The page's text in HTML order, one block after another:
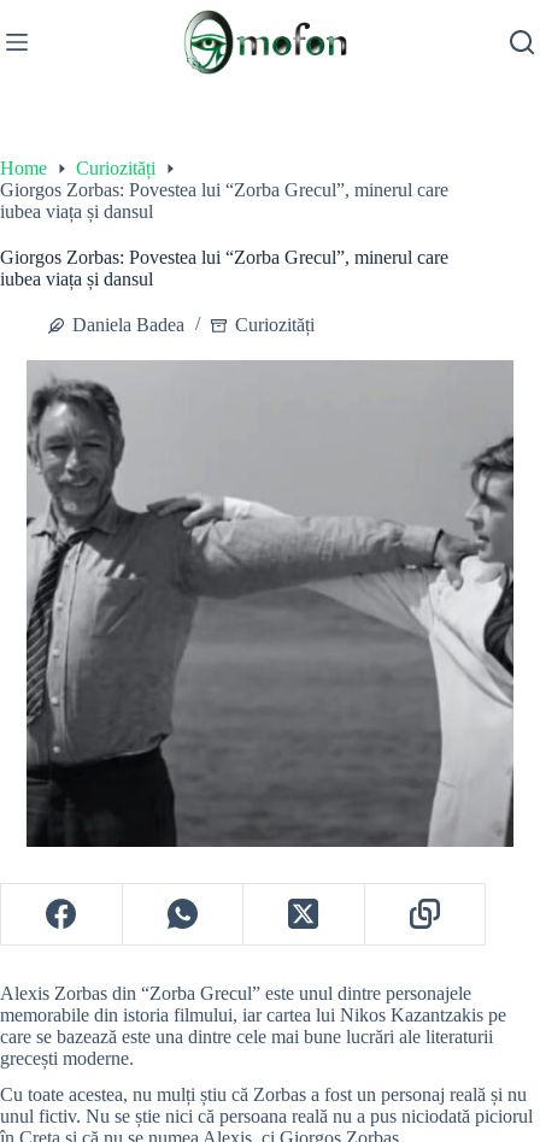
to
content
Home
Curiozități
Giorgos Zorbas: Povestea lui “Zorba Grecul”, minerul care
iubea viața și dansul
Giorgos Zorbas: Povestea lui “Zorba Grecul”, minerul care
iubea viața și dansul
Daniela Badea Curiozități
Alexis Zorbas din “Zorba Grecul” este unul dintre personajele
memorabile din istoria filmului, iar cartea lui Nikos Kazantzakis pe
care se bazează este una dintre cele mai bune lucrări ale literaturii
grecești moderne.
Cu toate acestea, nu mulți știu că Zorbas a fost un personaj reală și nu
unul fictiv. Nu se știe nici că persoana reală nu a pus niciodată piciorul